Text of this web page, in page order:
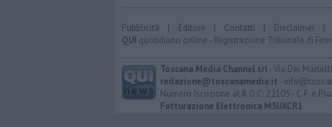
Pubblicità | Editore | Contatti | Disclaimer |
QUI quotidiano online - Registrazione Tribunale di
Toscana Media Channel srl- Via Dei
redazione@toscanamedia.it -
Numero Iscrizione al R.O.C: 22105 - C.F. e
Fatturazione Elettronica M5UXCR1